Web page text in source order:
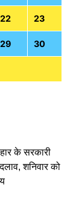
22 23
29 30
के सरकारी
शनिवार को